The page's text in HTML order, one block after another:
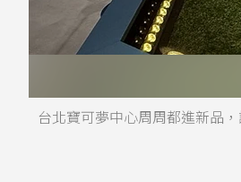
台北寶可夢中心周周都進新品